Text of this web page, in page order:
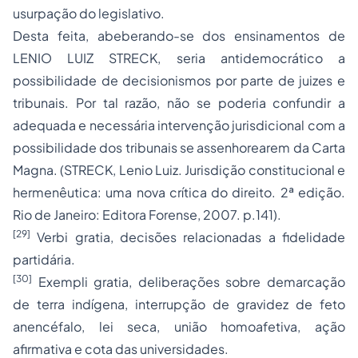
usurpação do legislativo.
Desta feita, abeberando-se dos ensinamentos de
LENIO LUIZ STRECK, seria antidemocrático a
possibilidade de decisionismos por parte de juizes e
tribunais. Por tal razão, não se poderia confundir a
adequada e necessária intervenção jurisdicional com a
possibilidade dos tribunais se assenhorearem da Carta
Magna. (STRECK, Lenio Luiz. Jurisdição constitucional e
hermenêutica: uma nova crítica do direito. 2ª edição.
Rio de Janeiro: Editora Forense, 2007. p.141).
[29] Verbi gratia, decisões relacionadas a fidelidade
partidária.
[30]
Exempli gratia, deliberações sobre demarcação
de terra indígena, interrupção de gravidez de feto
anencéfalo, lei seca, união homoafetiva, ação
afirmativa e cota das universidades.